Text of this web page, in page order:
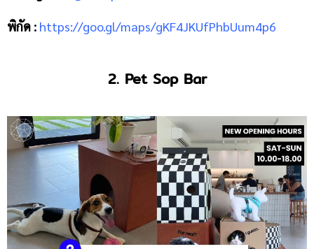
พิกัด : https://goo.gl/maps/gKF4JKUfPhbUum4p6
2. Pet Sop Bar